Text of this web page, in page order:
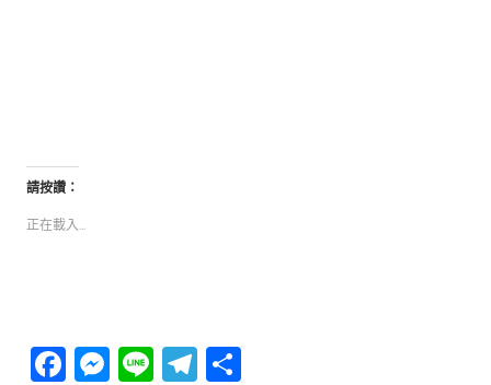
請按讚：
正在載入...
Facebook
Messenger
LineTelegram